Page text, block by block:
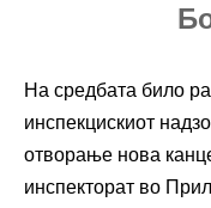
На средбата било
инспекцискиот
отворање нова
инспекторат во